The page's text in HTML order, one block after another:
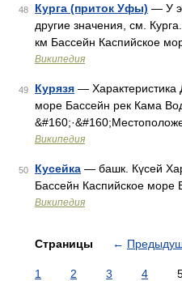
48 Курга (приток Уфы) — У
другие значения, см.
км Бассейн Каспийское
Википедия
49 Курязя — Характеристика
море Бассейн рек Кама
Википедия
50 Кусейка — башк. Күсей
Бассейн Каспийское море
Википедия
Страницы ←
1 2 3 4